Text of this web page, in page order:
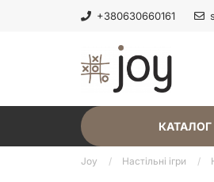
+380630660161
КАТАЛОГ
Joy Настільні ігри